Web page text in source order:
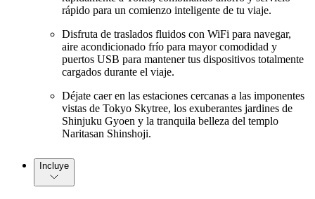
rápido para un comienzo inteligente de tu viaje.
Disfruta de traslados fluidos con WiFi para navegar,
aire acondicionado frío para mayor comodidad y
puertos USB para mantener tus dispositivos totalmente
cargados durante el viaje.
Déjate caer en las estaciones cercanas a las imponentes
vistas de Tokyo Skytree, los exuberantes jardines de
Shinjuku Gyoen y la tranquila belleza del templo
Naritasan Shinshoji.
Incluye